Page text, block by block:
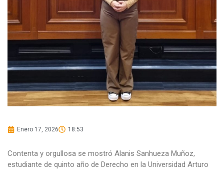
Enero 17, 2026 18:53
Contenta y orgullosa se mostró Alanis Sanhueza Muñoz,
estudiante de quinto año de Derecho en la Universidad Arturo